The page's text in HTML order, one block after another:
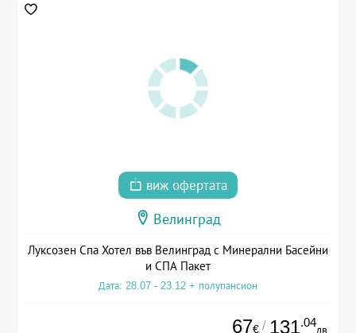
виж офертата
Велинград
Луксозен Спа Хотел във Велинград с Минерални Басейни
и СПА Пакет
Дата: 28.07 - 23.12 + полупансион
67€ / 131.04
лв.